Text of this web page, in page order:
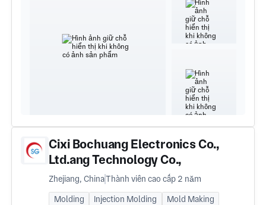
Cixi Bochuang Electronics Co.,
Ltd.ang Technology Co.,
Ltd./Huizhou Zonghan Bochuang
Technology Co., Ltd.
Zhejiang, ChinaThành viên cao cấp 2 năm
Molding Injection Molding
Mold Making